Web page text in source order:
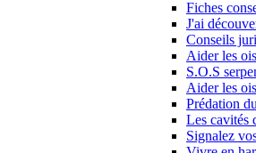
Fiches
J'ai
Conseils
Aider les
S.O.S
Aider les
Prédation
Les cavités
Signalez